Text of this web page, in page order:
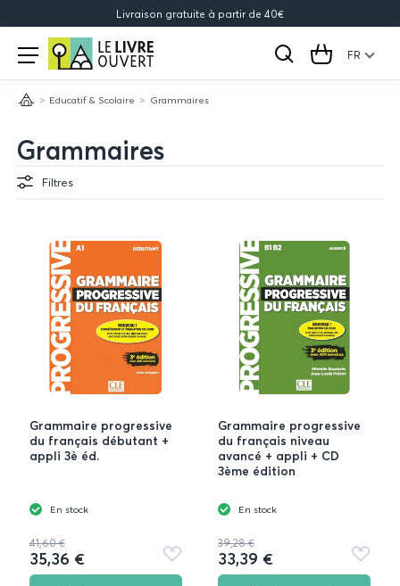
Livraison gratuite à partir de 40€
Le
Livre
Ouvert
Open
menu
Rechercher
Cart FR
AccueilEducatif & Scolaire Grammaires
Grammaires
Filtres
Grammaire progressive
du français débutant +
appli 3è éd.
En stock
41,60 €
35,36 €
Ajouter
aux
Grammaire progressive
du français niveau
avancé + appli + CD
3ème édition
En stock
39,28 €
33,39 €
Ajouter
aux